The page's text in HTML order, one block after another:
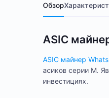
Обзор
ASIC
ASIC майнер
асиков серии М.
инвестициях.